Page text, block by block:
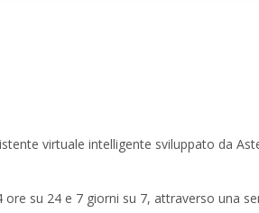
virtuale intelligente sviluppato da
su 24 e 7 giorni su 7, attraverso una